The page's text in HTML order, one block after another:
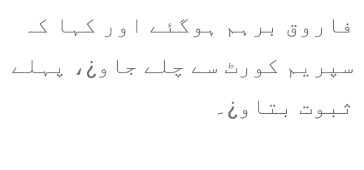
فاروق برہم ہوگئے اور کہا کہ
سپریم کورٹ سے چلے جاو¿، پہلے
ثبوت بتاو¿۔